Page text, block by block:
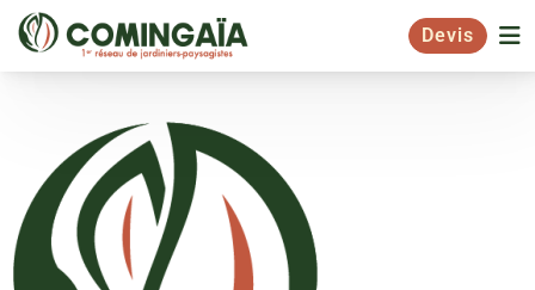
Devis